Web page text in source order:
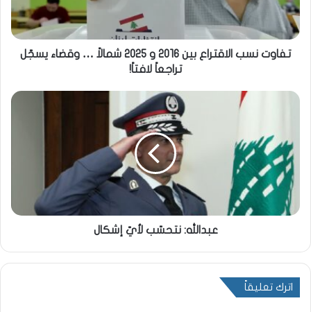
تفاوت نسب الاقتراع بين 2016 و 2025 شمالاً … وقضاء يسجّل
تراجعاً لافتاً!
عبدالله: نتحسّب لأيّ إشكال
اترك تعليقاً